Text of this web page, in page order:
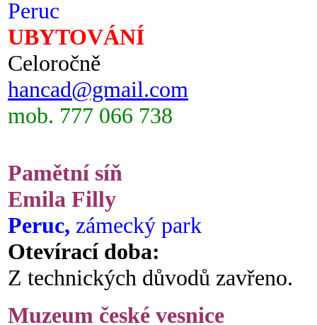
Peruc
UBYTOVÁNÍ
Celoročně
hancad@gmail.com
mob. 777 066 738
Pamětní síň
Emila Filly
Peruc, zámecký park
Otevírací doba:
Z technických důvodů zavřeno.
Muzeum české vesnice